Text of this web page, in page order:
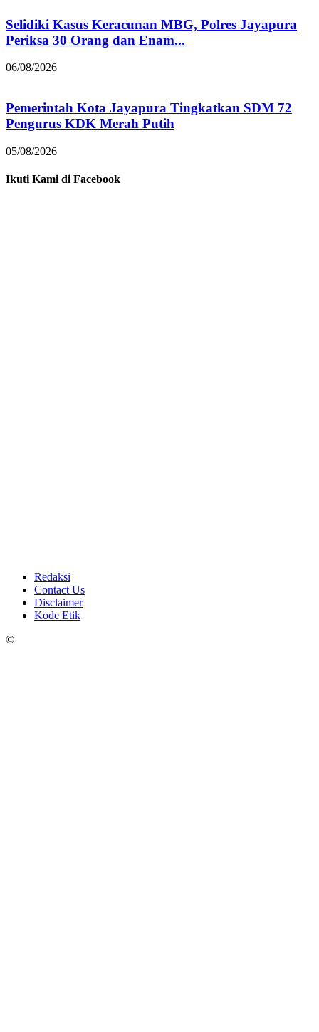
Selidiki Kasus Keracunan MBG, Polres Jayapura
Periksa 30 Orang dan Enam...
06/08/2026
Pemerintah Kota Jayapura Tingkatkan SDM 72
Pengurus KDK Merah Putih
05/08/2026
Ikuti Kami di Facebook
Redaksi
Contact Us
Disclaimer
Kode Etik
©